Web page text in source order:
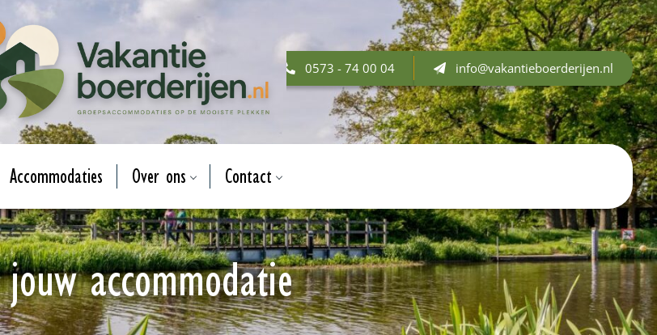
0573 - 74 00 04 info@vakantieboerderijen.nl
Accommodaties Over ons Contact
jouw accommodatie